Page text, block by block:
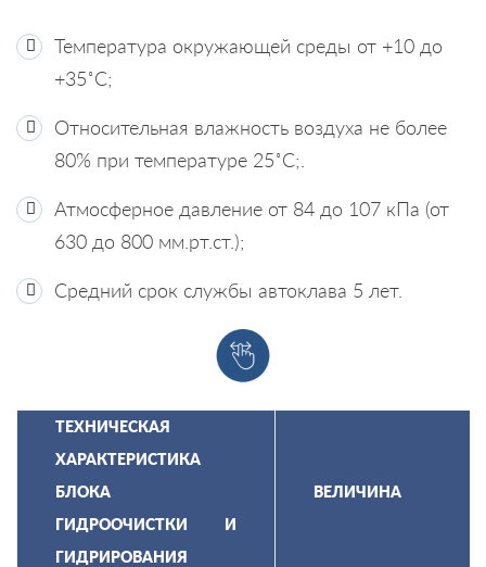
Температура окружающей среды от +10 до
+35˚С;
Относительная влажность воздуха не более
80% при температуре 25˚С;.
Атмосферное давление от 84 до 107 кПа (от
630 до 800 мм.рт.ст.);
Средний срок службы автоклава 5 лет.
ТЕХНИЧЕСКАЯ
ХАРАКТЕРИСТИКА
БЛОКА
ГИДРООЧИСТКИ И
ГИДРИРОВАНИЯ
ВЕЛИЧИНА